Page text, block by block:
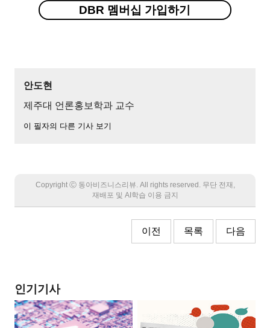
DBR 멤버십 가입하기
안도현
제주대 언론홍보학과 교수
이 필자의 다른 기사 보기
Copyright Ⓒ 동아비즈니스리뷰. All rights reserved. 무단 전재,
재배포 및 AI학습 이용 금지
이전 목록 다음
인기기사